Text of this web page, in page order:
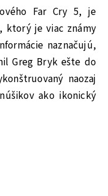
Far Cry 5, je
ktorý je viac známy
naznačujú,
Greg Bryk ešte do
naozaj
ako ikonický